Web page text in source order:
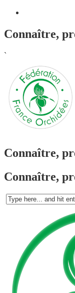
Connaître,
`
Connaître,
Connaître,